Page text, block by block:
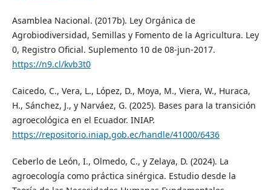
Asamblea Nacional. (2017b). Ley Orgánica de
Agrobiodiversidad, Semillas y Fomento de la Agricultura. Ley
0, Registro Oficial. Suplemento 10 de 08-jun-2017.
https://n9.cl/kvb3t0
Caicedo, C., Vera, L., López, D., Moya, M., Viera, W., Huraca,
H., Sánchez, J., y Narváez, G. (2025). Bases para la transición
agroecológica en el Ecuador. INIAP.
https://repositorio.iniap.gob.ec/handle/41000/6436
Ceberlo de León, I., Olmedo, C., y Zelaya, D. (2024). La
agroecología como práctica sinérgica. Estudio desde la